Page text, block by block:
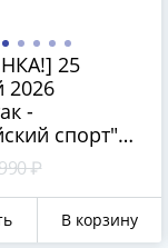
25
2026
-
спорт"
в блистере
₽
В корзину